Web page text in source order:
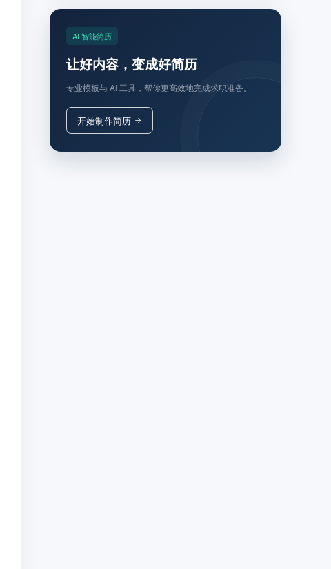
AI 智能简历
让好内容，变成好简历
专业模板与 AI 工具，帮你更高效地完成求职准备。
开始制作简历